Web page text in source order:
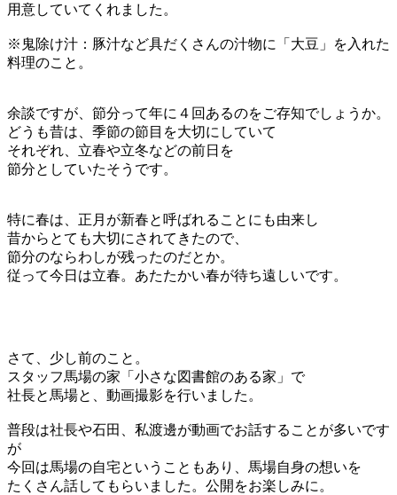
用意していてくれました。
※鬼除け汁： 豚汁など具だくさんの汁物に「大豆」を入れた
料理のこと。
余談ですが、節分って年に４回あるのをご存知でしょうか。
どうも昔は、季節の節目を大切にしていて
それぞれ、立春や立冬などの前日を
節分としていたそうです。
特に春は、正月が新春と呼ばれることにも由来し
昔からとても大切にされてきたので、
節分のならわしが残ったのだとか。
従って今日は立春。あたたかい春が待ち遠しいです。
さて、少し前のこと。
スタッフ馬場の家「小さな図書館のある家」で
社長と馬場と、動画撮影を行いました。
普段は社長や石田、私渡邊が動画でお話することが多いです
が
今回は馬場の自宅ということもあり、馬場自身の想いを
たくさん話してもらいました。公開をお楽しみに。